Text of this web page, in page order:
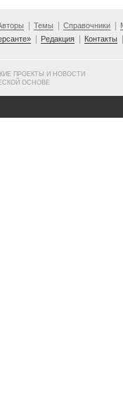
Темы Справочники
Редакция Контакты
ПРОЕКТЫ И НОВОСТИ
ОСНОВЕ